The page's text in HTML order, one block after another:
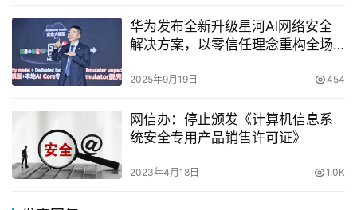
华为发布全新升级星河AI网络安全
解决方案，以零信任理念重构全场
2025年9月19日 454
网信办：停止颁发《计算机信息系
统安全专用产品销售许可证》
2023年4月18日 1.0K